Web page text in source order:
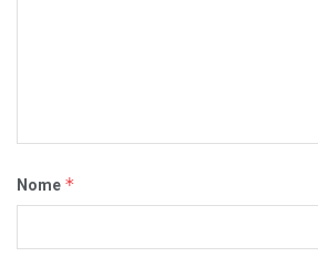
Nome *